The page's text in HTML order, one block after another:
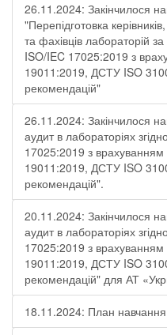
26.11.2024: Закінчилося
"Перепідготовка
та фахівців лабораторій
ISO/IEC 17025:2019 з
19011:2019, ДСТУ ISO
рекомендацій"
26.11.2024: Закінчилося
аудит в лабораторіях
17025:2019 з
19011:2019, ДСТУ ISO
рекомендацій".
20.11.2024: Закінчилося
аудит в лабораторіях
17025:2019 з
19011:2019, ДСТУ ISO
рекомендацій" для АТ
18.11.2024: План навчання